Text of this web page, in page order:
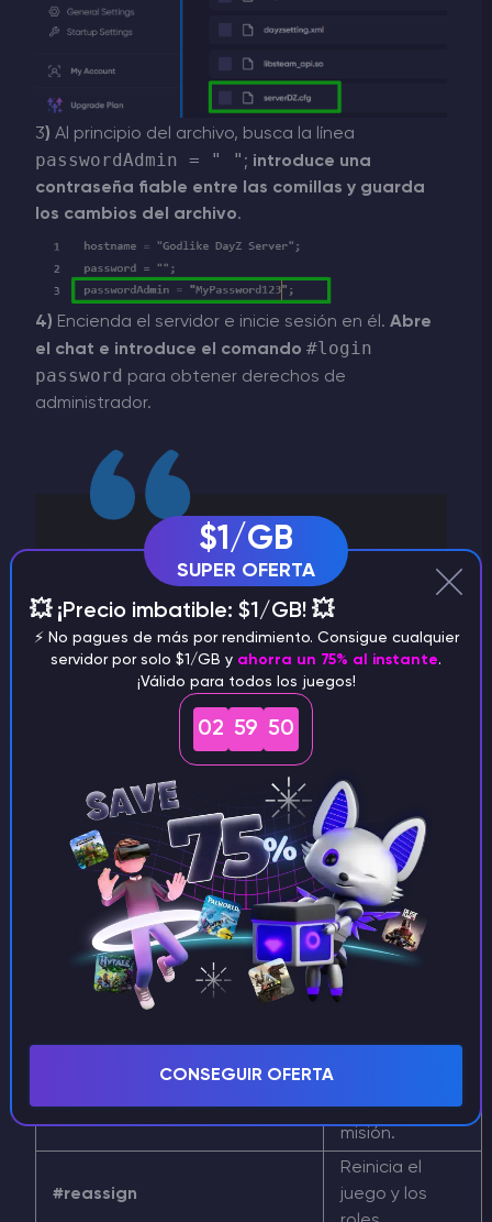
3) Al principio del archivo, busca la línea
passwordAdmin = " " ; introduce una
contraseña fiable entre las comillas y guarda
los cambios del archivo.
4) Encienda el servidor e inicie sesión en él. Abre
el chat e introduce el comando #login
password para obtener derechos de
administrador.
CONSEJO
Cómo subir mods a tu servidor DayZ
Lista de comandos administrativos
A continuación, te ofrecemos una tabla con una
lista de comandos útiles para la administración
del servidor:
#login [contraseña]
Iniciar sesión
como
administrador
del servidor.
#logout
Salir del
sistema de
Selecciona
#restart
Reinicia la
misión.
#reassign
Reinicia el
juego y los
$1/GB
SUPER OFERTA
💥 ¡Precio imbatible: $1/GB! 💥
⚡️ No pagues de más por rendimiento. Consigue cualquier
servidor por solo $1/GB y ahorra un 75% al instante.
¡Válido para todos los juegos!
02 59 50
CONSEGUIR OFERTA